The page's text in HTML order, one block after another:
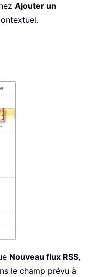
Ajouter un
Nouveau flux RSS,
le champ prévu à